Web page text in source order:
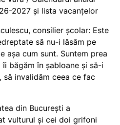
2027 și lista vacanțelor
consilier școlar: Este
să nu-i lăsăm pe
așa cum sunt. Suntem prea
băgăm în șabloane și să-i
să invalidăm ceea ce fac
din București a
vulturul și cei doi grifoni